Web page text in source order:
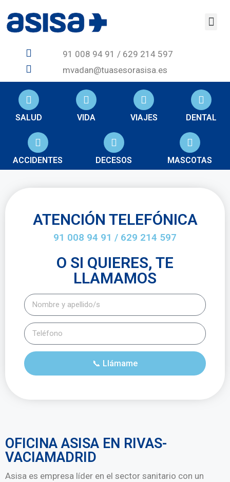
91 008 94 91 / 629 214 597
mvadan@tuasesorasisa.es
SALUD VIDA VIAJES DENTAL
ACCIDENTES DECESOS MASCOTAS
ATENCIÓN TELEFÓNICA
91 008 94 91 / 629 214 597
O SI QUIERES, TE
LLAMAMOS
📞 Llámame
OFICINA ASISA EN RIVAS-
VACIAMADRID
Asisa es empresa líder en el sector sanitario con un